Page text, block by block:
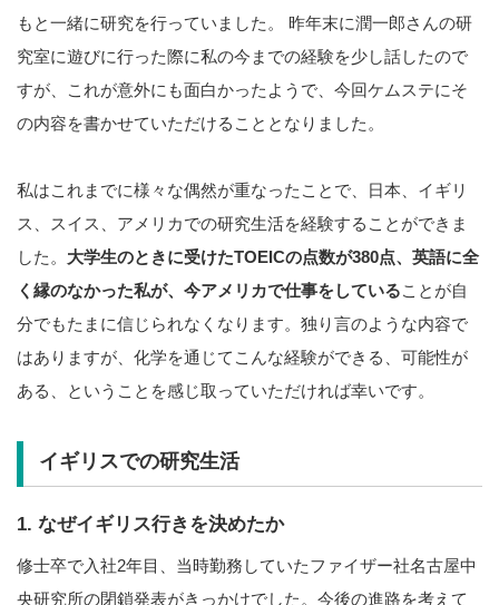
もと一緒に研究を行っていました。 昨年末に潤一郎さんの研
究室に遊びに行った際に私の今までの経験を少し話したので
すが、これが意外にも面白かったようで、今回ケムステにそ
の内容を書かせていただけることとなりました。
私はこれまでに様々な偶然が重なったことで、日本、イギリ
ス、スイス、アメリカでの研究生活を経験することができま
した。 大学生のときに受けたTOEICの点数が380点、英語に全
く縁のなかった私が、今アメリカで仕事をしていることが自
分でもたまに信じられなくなります。独り言のような内容で
はありますが、化学を通じてこんな経験ができる、可能性が
ある、ということを感じ取っていただければ幸いです。
イギリスでの研究生活
1. なぜイギリス行きを決めたか
修士卒で入社2年目、当時勤務していたファイザー社名古屋中
央研究所の閉鎖発表がきっかけでした。今後の進路を考えて